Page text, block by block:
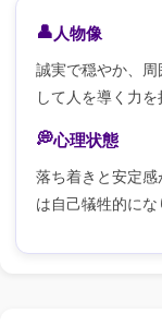
人物像
誠実で穏やか、
して人を導く力を
心理状態
落ち着きと安定
は自己犠牲的にな